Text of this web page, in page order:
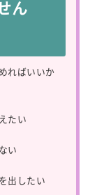
ん
ればいいか
たい
い
出したい